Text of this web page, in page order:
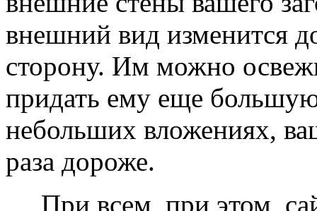
внешний вид изменится
сторону. Им можно
придать ему еще
небольших вложениях,
раза дороже.
При всем, при этом,